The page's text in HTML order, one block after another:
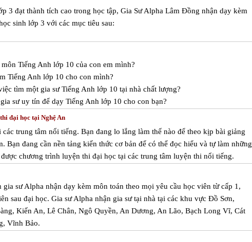
3 đạt thành tích cao trong học tập, Gia Sư Alpha Lâm Đồng nhận dạy kèm
sinh lớp 3 với các mục tiêu sau:
Tiếng Anh lớp 10 của con em mình?
Tiếng Anh lớp 10 cho con mình?
tìm một gia sư Tiếng Anh lớp 10 tại nhà chất lượng?
sư uy tín để dạy Tiếng Anh lớp 10 cho con bạn?
đại học tại Nghệ An
trung tâm nổi tiếng. Bạn đang lo lắng làm thế nào để theo kịp bài giảng
Bạn đang cần nền tảng kiến thức cơ bản để có thể đọc hiểu và tự làm những
chương trình luyện thi đại học tại các trung tâm luyện thi nổi tiếng.
gia sư Alpha nhận dạy kèm môn toán theo mọi yêu cầu học viên từ cấp 1,
sau đại học. Gia sư Alpha nhận gia sư tại nhà tại các khu vực Đồ Sơn,
Kiến An, Lê Chân, Ngô Quyền, An Dương, An Lão, Bạch Long Vĩ, Cát
Vĩnh Bảo.